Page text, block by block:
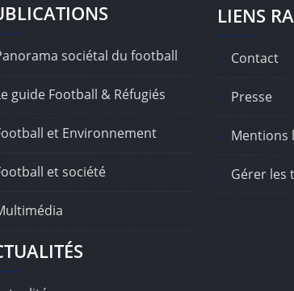
sociétal du football
guide Football & Réfugiés
et Environnement
et société
LIENS
Contact
Presse
Mentions
Gérer les